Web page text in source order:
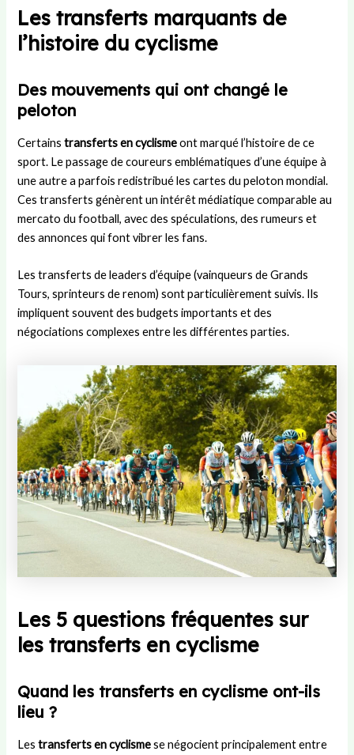
Les transferts marquants de
l’histoire du cyclisme
Des mouvements qui ont changé le
peloton
Certainstransferts en cyclismeont marqué l’histoire de ce
sport. Le passage de coureurs emblématiques d’une équipe à
une autre a parfois redistribué les cartes du peloton mondial.
Ces transferts génèrent un intérêt médiatique comparable au
mercato du football, avec des spéculations, des rumeurs et
des annonces qui font vibrer les fans.
Les transferts de leaders d’équipe (vainqueurs de Grands
Tours, sprinteurs de renom) sont particulièrement suivis. Ils
impliquent souvent des budgets importants et des
négociations complexes entre les différentes parties.
Les 5 questions fréquentes sur
les transferts en cyclisme
Quand les transferts en cyclisme ont-ils
lieu ?
Lestransferts en cyclismese négocient principalement entre